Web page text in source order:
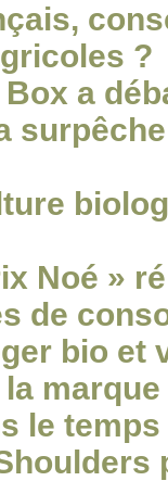
?
a
Noé »
de
bio et
le temps